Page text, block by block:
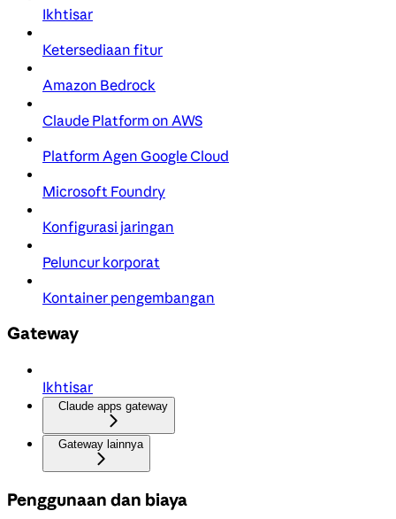
Ikhtisar
Ketersediaan fitur
Amazon Bedrock
Claude Platform on AWS
Platform Agen Google Cloud
Microsoft Foundry
Konfigurasi jaringan
Peluncur korporat
Kontainer pengembangan
Gateway
Ikhtisar
Claude apps gateway
Gateway lainnya
Penggunaan dan biaya